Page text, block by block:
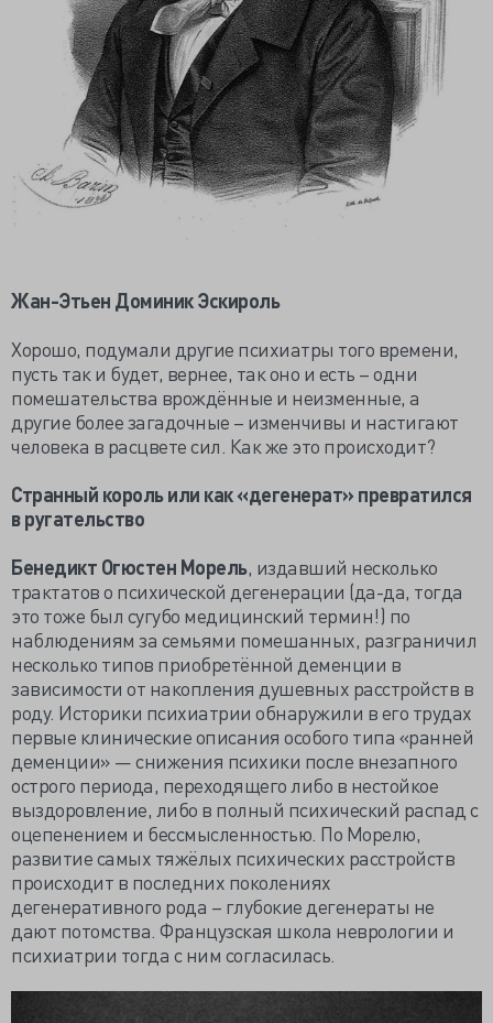
Жан-Этьен Доминик Эскироль
Хорошо, подумали другие психиатры того времени,
пусть так и будет, вернее, так оно и есть – одни
помешательства врождённые и неизменные, а
другие более загадочные – изменчивы и настигают
человека в расцвете сил. Как же это происходит?
Странный король или как «дегенерат» превратился
в ругательство
Бенедикт Огюстен Морель, издавший несколько
трактатов о психической дегенерации (да-да, тогда
это тоже был сугубо медицинский термин!) по
наблюдениям за семьями помешанных, разграничил
несколько типов приобретённой деменции в
зависимости от накопления душевных расстройств в
роду. Историки психиатрии обнаружили в его трудах
первые клинические описания особого типа «ранней
деменции» — снижения психики после внезапного
острого периода, переходящего либо в нестойкое
выздоровление, либо в полный психический распад с
оцепенением и бессмысленностью. По Морелю,
развитие самых тяжёлых психических расстройств
происходит в последних поколениях
дегенеративного рода – глубокие дегенераты не
дают потомства. Французская школа неврологии и
психиатрии тогда с ним согласилась.